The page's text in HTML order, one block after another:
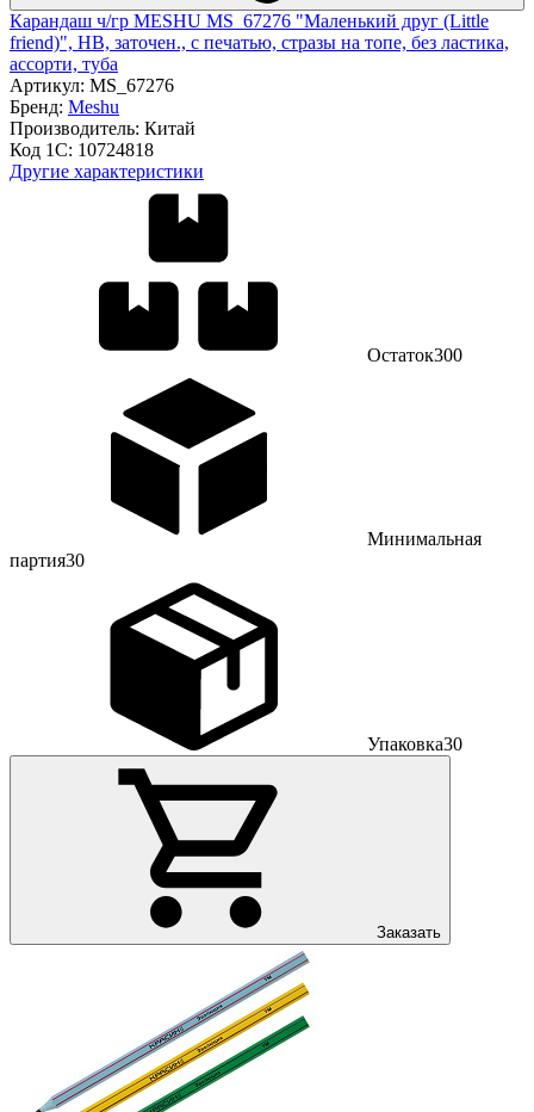
Карандаш ч/гр MESHU MS_67276 "Маленький друг (Little
friend)", HB, заточен., с печатью, стразы на топе, без ластика,
ассорти, туба
Артикул: MS_67276
Бренд: Meshu
Производитель: Китай
Код 1С: 10724818
Другие характеристики
Остаток300
Минимальная
партия30
Упаковка30
Заказать